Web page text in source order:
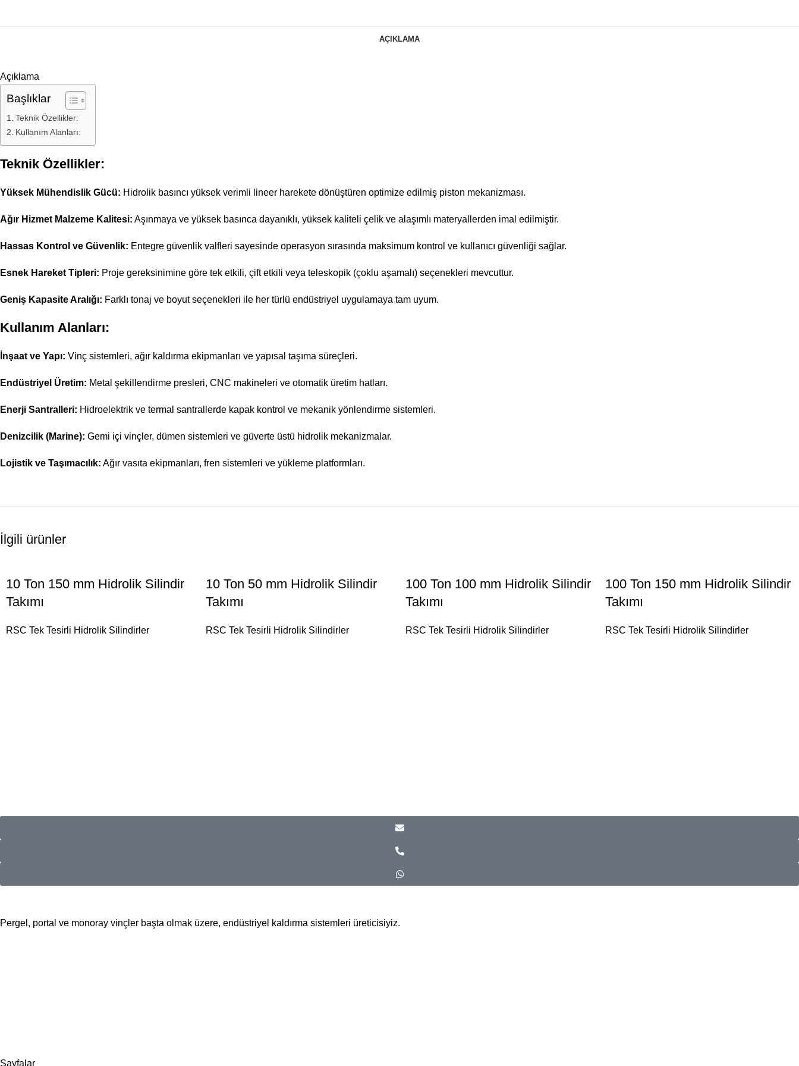
AÇIKLAMA
Açıklama
Başlıklar
Teknik Özellikler:
Kullanım Alanları:
Teknik Özellikler:
Yüksek Mühendislik Gücü: Hidrolik basıncı yüksek verimli lineer harekete dönüştüren optimize edilmiş piston mekanizması.
Ağır Hizmet Malzeme Kalitesi: Aşınmaya ve yüksek basınca dayanıklı, yüksek kaliteli çelik ve alaşımlı materyallerden imal edilmiştir.
Hassas Kontrol ve Güvenlik: Entegre güvenlik valfleri sayesinde operasyon sırasında maksimum kontrol ve kullanıcı güvenliği sağlar.
Esnek Hareket Tipleri: Proje gereksinimine göre tek etkili, çift etkili veya teleskopik (çoklu aşamalı) seçenekleri mevcuttur.
Geniş Kapasite Aralığı: Farklı tonaj ve boyut seçenekleri ile her türlü endüstriyel uygulamaya tam uyum.
Kullanım Alanları:
İnşaat ve Yapı: Vinç sistemleri, ağır kaldırma ekipmanları ve yapısal taşıma süreçleri.
Endüstriyel Üretim: Metal şekillendirme presleri, CNC makineleri ve otomatik üretim hatları.
Enerji Santralleri: Hidroelektrik ve termal santrallerde kapak kontrol ve mekanik yönlendirme sistemleri.
Denizcilik (Marine): Gemi içi vinçler, dümen sistemleri ve güverte üstü hidrolik mekanizmalar.
Lojistik ve Taşımacılık: Ağır vasıta ekipmanları, fren sistemleri ve yükleme platformları.
İlgili ürünler
10 Ton 150 mm Hidrolik Silindir
Takımı
RSC Tek Tesirli Hidrolik Silindirler
10 Ton 50 mm Hidrolik Silindir
Takımı
RSC Tek Tesirli Hidrolik Silindirler
100 Ton 100 mm Hidrolik Silindir
Takımı
RSC Tek Tesirli Hidrolik Silindirler
100 Ton 150 mm Hidrolik Silindir
Takımı
RSC Tek Tesirli Hidrolik Silindirler
Pergel, portal ve monoray vinçler başta olmak üzere, endüstriyel kaldırma sistemleri üreticisiyiz.
Sayfalar